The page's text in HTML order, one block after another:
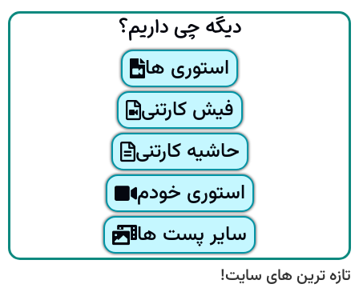
دیگه چی داریم؟
استوری ها
فیش کارتنی
حاشیه کارتنی
استوری خودم
سایر پست ها
تازه ترین های سایت!